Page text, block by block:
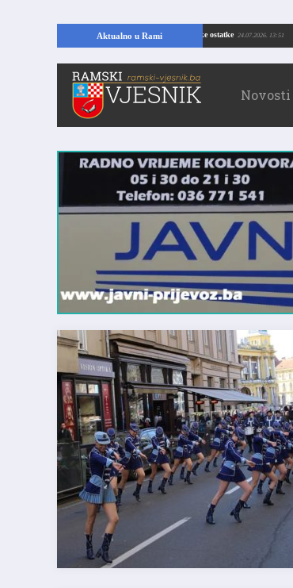
Aktualno u Rami
U RAMI: Kopajući temelje kuće, pronašao vrijedne arheološke ostatke
Novosti